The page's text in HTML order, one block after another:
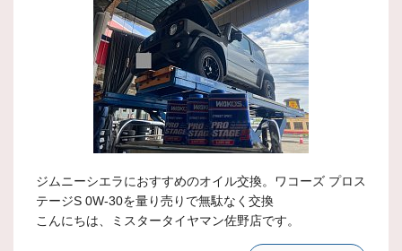
ジムニーシエラにおすすめのオイル交換。ワコーズ プロス
テージS 0W-30を量り売りで無駄なく交換
こんにちは、ミスタータイヤマン佐野店です。